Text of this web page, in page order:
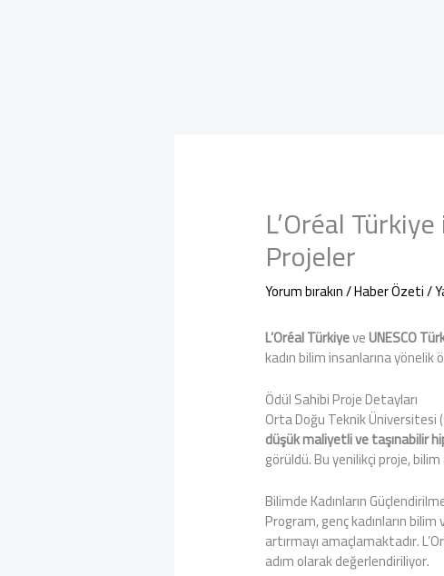
L’Oréal
Projeler
Yorum bırakın/Haber Özeti/
L’Oréal TürkiyeveUNESCO
kadın bilim insanlarına
Ödül Sahibi Proje Detayları
Orta Doğu Teknik Üniversitesi
düşük maliyetli ve taşınabilir
görüldü. Bu yenilikçi proje,
Bilimde Kadınların
Program, genç kadınların bilim
artırmayı amaçlamaktadır.
adım olarak değerlendiriliyor.